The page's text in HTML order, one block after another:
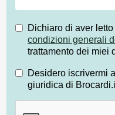
Dichiaro di aver
condizioni generali
trattamento dei miei
Desidero iscrivermi
giuridica di